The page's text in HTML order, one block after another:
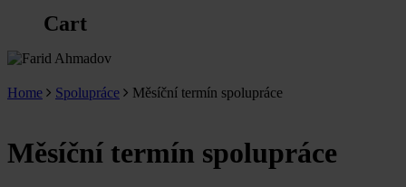
Cart
Home Spolupráce Měsíční termín spolupráce
Měsíční termín spolupráce